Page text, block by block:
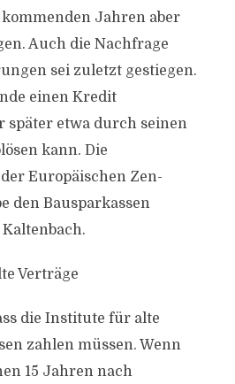
Jahren aber
Auch die Nachfrage
sei zuletzt gestiegen.
einen Kredit
später etwa durch seinen
kann. Die
Europäischen Zen­
den Bausparkassen
Verträge
die Institute für alte
zahlen müssen. Wenn
15 Jahren nach